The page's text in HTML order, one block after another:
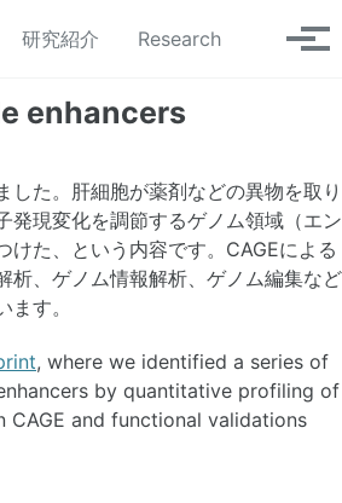
研究紹介 Research Toggle
enhancers
した。肝細胞が薬剤などの異物を取り
発現変化を調節するゲノム領域（エン
けた、という内容です。CAGEによる
析、ゲノム情報解析、ゲノム編集など
す。
, where we identified a series of
by quantitative profiling of
CAGE and functional validations